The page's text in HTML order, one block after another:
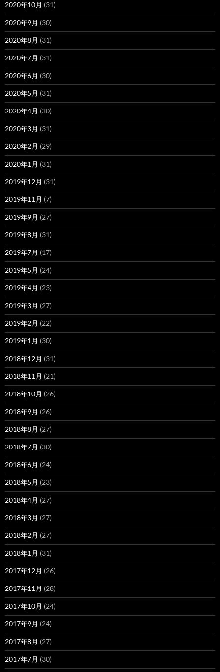
2020年10月 (31)
2020年9月 (30)
2020年8月 (31)
2020年7月 (31)
2020年6月 (30)
2020年5月 (31)
2020年4月 (30)
2020年3月 (31)
2020年2月 (29)
2020年1月 (31)
2019年12月 (31)
2019年11月 (7)
2019年9月 (27)
2019年8月 (31)
2019年7月 (17)
2019年5月 (24)
2019年4月 (23)
2019年3月 (27)
2019年2月 (22)
2019年1月 (30)
2018年12月 (31)
2018年11月 (21)
2018年10月 (26)
2018年9月 (26)
2018年8月 (27)
2018年7月 (30)
2018年6月 (24)
2018年5月 (23)
2018年4月 (27)
2018年3月 (27)
2018年2月 (27)
2018年1月 (31)
2017年12月 (26)
2017年11月 (28)
2017年10月 (24)
2017年9月 (24)
2017年8月 (27)
2017年7月 (30)